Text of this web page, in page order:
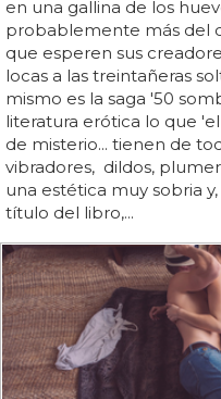
en una gallina de los
probablemente más del
que esperen sus
locas a las treintañeras
mismo es la saga '50
literatura erótica lo que
de misterio... tienen de
vibradores, dildos,
una estética muy sobria
título del libro,...